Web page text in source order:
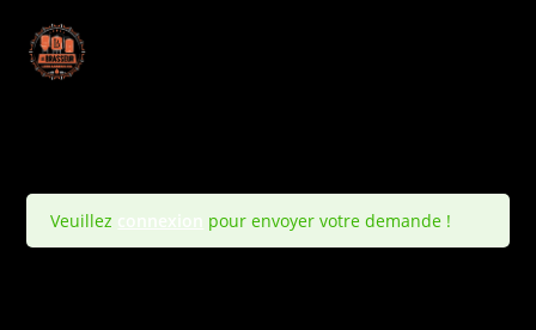
Veuillez connexion pour envoyer votre demande !